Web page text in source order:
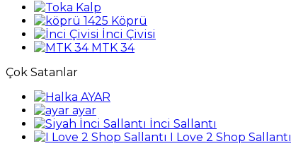
Kalp
Köprü
İnci Çivisi
MTK 34
Çok Satanlar
AYAR
ayar
İnci Sallantı
I Love 2 Shop Sallantı